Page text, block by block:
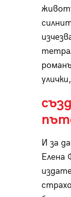
И за
Елена